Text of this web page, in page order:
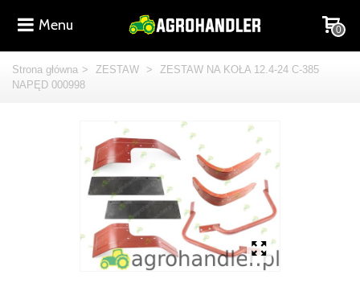
Menu 0
Strona główna > ZESTAW >
ZESTAW NA KOŁA 12.4-24 C-385
NAPĘD 000998